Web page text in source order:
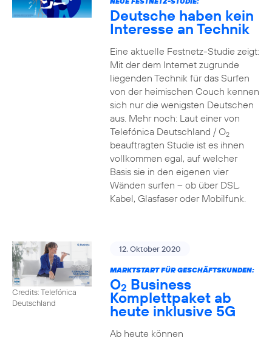
Deutsche haben kein
Interesse an Technik
Eine aktuelle Festnetz-Studie zeigt:
Mit der dem Internet zugrunde
liegenden Technik für das Surfen
von der heimischen Couch kennen
sich nur die wenigsten Deutschen
aus. Mehr noch: Laut einer von
Telefónica Deutschland / O2
beauftragten Studie ist es ihnen
vollkommen egal, auf welcher
Basis sie in den eigenen vier
Wänden surfen – ob über DSL,
Kabel, Glasfaser oder Mobilfunk.
Credits: Telefónica
Deutschland
12. Oktober 2020
MARKTSTART FÜR GESCHÄFTSKUNDEN:
O2 Business
Komplettpaket ab
heute inklusive 5G
Ab heute können